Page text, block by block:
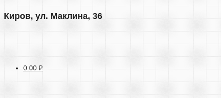
Киров, ул. Маклина, 36
0.00 ₽